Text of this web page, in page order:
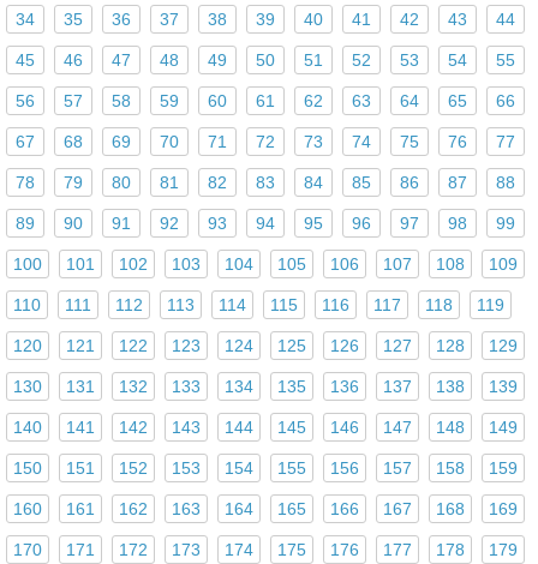
34 35 36 37 38 39 40 41 42 43 44
45 46 47 48 49 50 51 52 53 54 55
56 57 58 59 60 61 62 63 64 65 66
67 68 69 70 71 72 73 74 75 76 77
78 79 80 81 82 83 84 85 86 87 88
89 90 91 92 93 94 95 96 97 98 99
100 101 102 103 104 105 106 107 108 109
110 111 112 113 114 115 116 117 118 119
120 121 122 123 124 125 126 127 128 129
130 131 132 133 134 135 136 137 138 139
140 141 142 143 144 145 146 147 148 149
150 151 152 153 154 155 156 157 158 159
160 161 162 163 164 165 166 167 168 169
170 171 172 173 174 175 176 177 178 179